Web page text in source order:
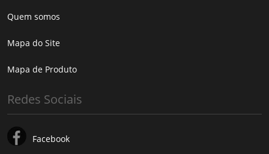
Quem somos
Mapa do Site
Mapa de Produto
Redes Sociais
Facebook